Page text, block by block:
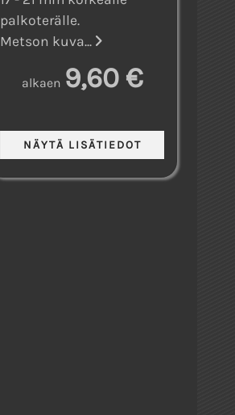
palkoterälle.
Metson kuva...
alkaen 9,60 €